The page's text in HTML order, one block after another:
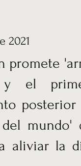
2021
promete
el
mundo'
aliviar la